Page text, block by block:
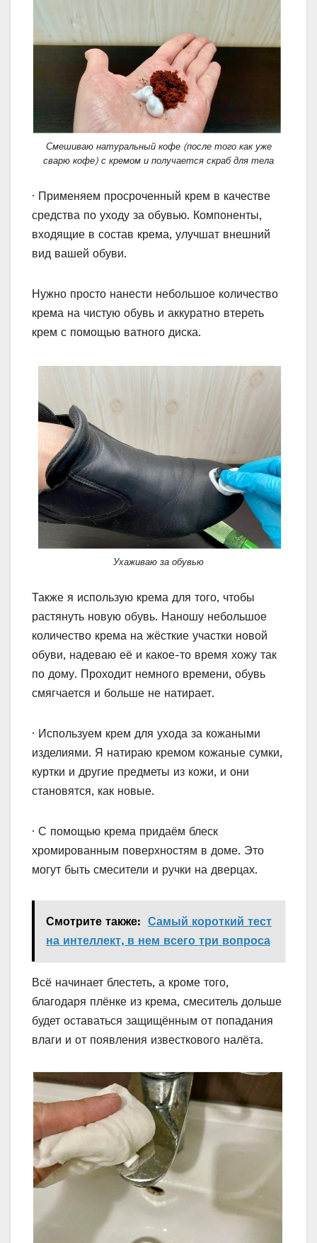
Смешиваю натуральный кофе (после того как уже
сварю кофе) с кремом и получается скраб для тела
· Применяем просроченный крем в качестве
средства по уходу за обувью. Компоненты,
входящие в состав крема, улучшат внешний
вид вашей обуви.
Нужно просто нанести небольшое количество
крема на чистую обувь и аккуратно втереть
крем с помощью ватного диска.
Ухаживаю за обувью
Также я использую крема для того, чтобы
растянуть новую обувь. Наношу небольшое
количество крема на жёсткие участки новой
обуви, надеваю её и какое-то время хожу так
по дому. Проходит немного времени, обувь
смягчается и больше не натирает.
· Используем крем для ухода за кожаными
изделиями. Я натираю кремом кожаные сумки,
куртки и другие предметы из кожи, и они
становятся, как новые.
· С помощью крема придаём блеск
хромированным поверхностям в доме. Это
могут быть смесители и ручки на дверцах.
Смотрите также: Самый короткий тест
на интеллект, в нем всего три вопроса
Всё начинает блестеть, а кроме того,
благодаря плёнке из крема, смеситель дольше
будет оставаться защищённым от попадания
влаги и от появления известкового налёта.